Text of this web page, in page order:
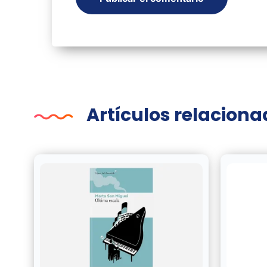
Artículos